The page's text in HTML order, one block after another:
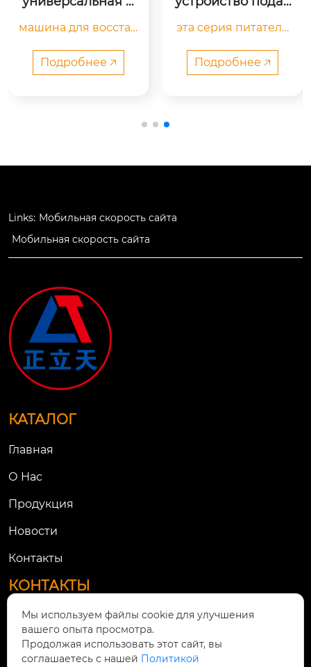
эта серия питателе
на в работе, имеет н
изкий уровень шум
комплексную прои
зводительность. мо
жно выбрать бессту
пенчатый регулиру
рощает контроль по
дачи материала и и
збавляет от необхо
димости частого за
пуска мотора.
Подробнее 🡥
валом pcl
вертикальная ударн
ысокопроизводител
ьное оборудование
Подробнее 🡥
Links: Мобильная скорость сайта
Мобильная скорость сайта
КАТАЛОГ
Главная
О Нac
Продукция
Новости
Контакты
КОНТАКТЫ
 Дорога Тяньгуань № 21, город Линьцюн, город
Цюнлай, город Чэнду, провинция Сычуань
Мы используем файлы cookie для улучшения
вашего опыта просмотра.
Продолжая использовать этот сайт, вы
соглашаетесь с нашей Политикой